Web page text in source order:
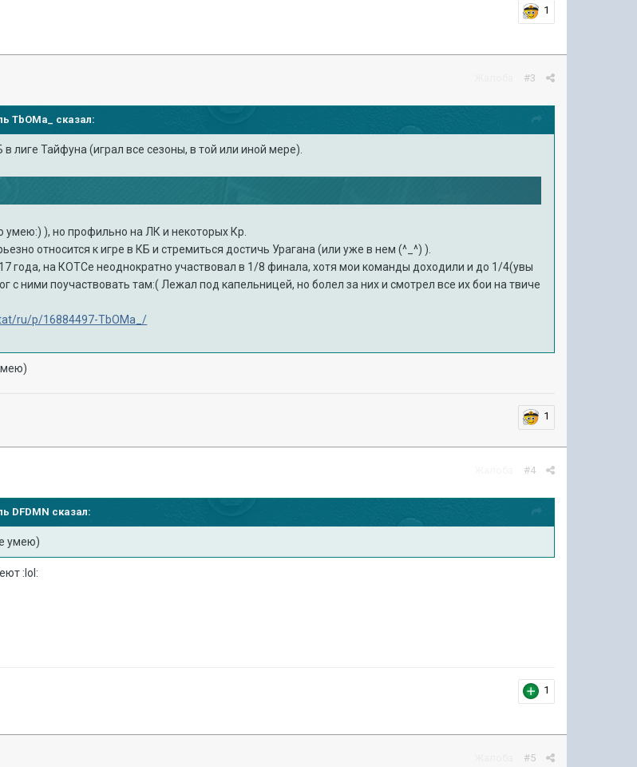
1
#3
TbOMa_ сказал:
лиге Тайфуна (играл все сезоны, в той или иной мере).
умею:) ), но профильно на ЛК и некоторых Кр.
относится к игре в КБ и стремиться достичь Урагана (или уже в нем (^_^) ).
года, на КОТСе неоднократно участвовал в 1/8 финала, хотя мои команды доходили и до 1/4(увы
с ними поучаствовать там:( Лежал под капельницей, но болел за них и смотрел все их бои на твиче
ru/p/16884497-TbOMa_/
1
#4
DFDMN сказал:
умею)
:lol:
1
#5